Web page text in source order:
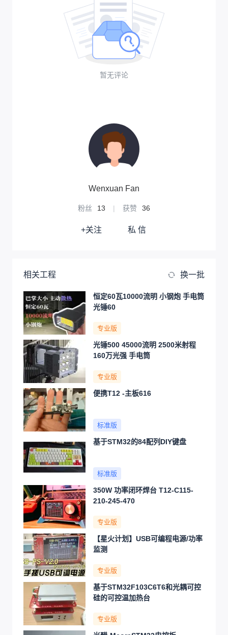
暂无评论
Wenxuan Fan
粉丝 13 | 获赞 36
+关注 私 信
相关工程 换一批
恒定60瓦10000流明 小钢炮 手电筒
光锤60
专业版
光锤500 45000流明 2500米射程
160万光强 手电筒
专业版
便携T12 -主板616
标准版
基于STM32的84配列DIY键盘
标准版
350W 功率闭环焊台 T12-C115-
210-245-470
专业版
【星火计划】USB可编程电源/功率
监测
专业版
基于STM32F103C6T6和光耦可控
硅的可控温加热台
专业版